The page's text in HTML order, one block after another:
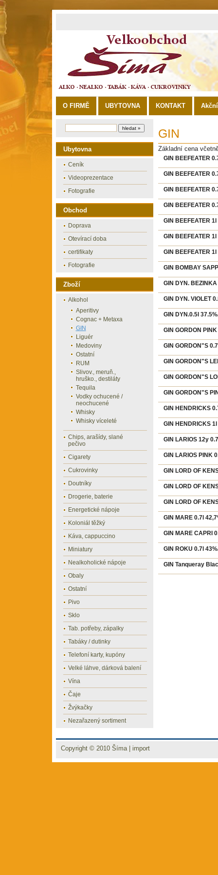
O FIRMĚ UBYTOVNA KONTAKT
Ubytovna
Ceník
Videoprezentace
Fotografie
Obchod
Doprava
Otevírací doba
certifikaty
Fotografie
Zboží
Alkohol
Aperitivy
Cognac + Metaxa
GIN
Liguér
Medoviny
Ostatní
RUM
Slivov., meruň.,
hruško., destiláty
Tequila
Vodky ochucené /
neochucené
Whisky
Whisky víceleté
Chips, arašídy, slané
pečivo
Cigarety
Cukrovinky
Doutníky
Drogerie, baterie
Energetické nápoje
Koloniál těžký
Káva, cappuccino
Miniatury
Nealkoholické nápoje
Obaly
Ostatní
Pivo
Sklo
Tab. potřeby, zápalky
Tabáky / dutinky
Telefoní karty, kupóny
Velké láhve, dárková balení
Vína
Čaje
Žvýkačky
Nezařazený sortiment
GIN
Základní cena
GIN BEEFEATER
GIN BEEFEATER
GIN BEEFEATER
GIN BEEFEATER
GIN BEEFEATER
GIN BEEFEATER
GIN BEEFEATER
GIN BOMBAY
GIN DYN.
GIN DYN. VIOLET
GIN DYN.0.5l
GIN GORDON
GIN GORDON"S
GIN GORDON"S
GIN GORDON"S
GIN GORDON"S
GIN HENDRICKS
GIN HENDRICKS
GIN LARIOS 12y
GIN LARIOS PINK
GIN LORD OF
GIN LORD OF
GIN LORD OF
GIN MARE 0.7l
GIN MARE CAPRI
GIN ROKU 0.7l
GIN Tanqueray
Copyright © 2010 Šíma| import